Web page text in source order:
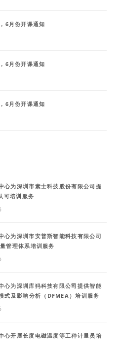
6月份开课通知
6月份开课通知
6月份开课通知
心为深圳市素士科技股份有限公司提
可培训服务
心为深圳市安普斯智能科技有限公司
管理体系培训服务
心为深圳库犸科技有限公司提供智能
式及影响分析（DFMEA）培训服务
心开展长度电磁温度等工种计量员培